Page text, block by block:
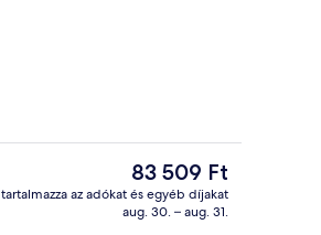
Snack bár
A
jelenlegi
ár
83 509 Ft
tartalmazza az adókat és egyéb díjakat
aug. 30. – aug. 31.